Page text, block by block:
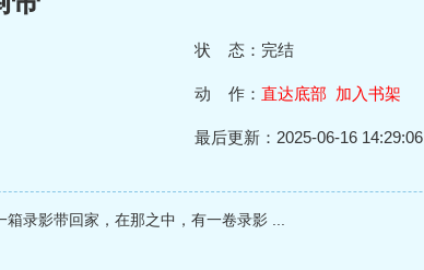
状 态：完结
动 作： 直达底部 加入书架
最后更新：2025-06-16 14:29:06
录影带回家，在那之中，有一卷录影 ...